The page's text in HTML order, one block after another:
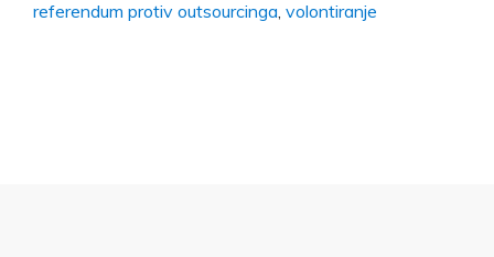
referendum protiv outsourcinga volontiranje